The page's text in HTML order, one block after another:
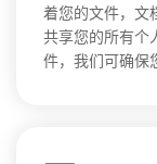
着您的文件，文
共享您的所有个
件，我们可确保